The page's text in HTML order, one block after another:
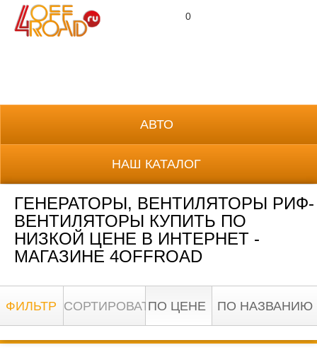
0
АВТО
НАШ КАТАЛОГ
ГЕНЕРАТОРЫ, ВЕНТИЛЯТОРЫ РИФ-
ВЕНТИЛЯТОРЫ КУПИТЬ ПО
НИЗКОЙ ЦЕНЕ В ИНТЕРНЕТ -
МАГАЗИНЕ 4OFFROAD
ФИЛЬТР СОРТИРОВАТЬ:ПО ЦЕНЕ ПО НАЗВАНИЮ